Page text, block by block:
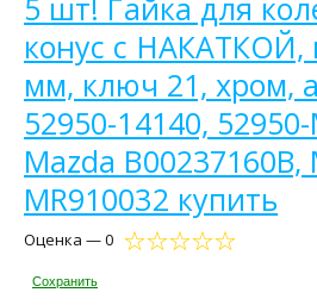
конус с НАКАТКОЙ,
мм, ключ 21, хром,
52950-14140,
Mazda
MR910032 купить
Оценка — 0
Сохранить